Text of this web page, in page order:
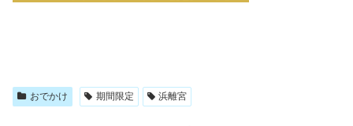
おでかけ 期間限定 浜離宮